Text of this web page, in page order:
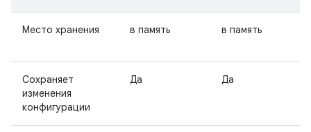
Место хранения в память в память
Сохраняет
изменения
конфигурации
Да Да